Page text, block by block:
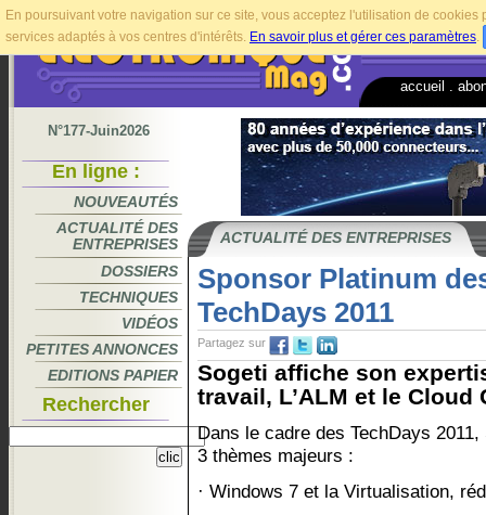
En poursuivant votre navigation sur ce site, vous acceptez l'utilisation de
services adaptés à vos centres d'intérêts. En savoir plus et gérer ces paramètres.
accueil
N°177-Juin2026
En ligne :
NOUVEAUTÉS
ACTUALITÉ DES
ENTREPRISES
DOSSIERS
TECHNIQUES
VIDÉOS
PETITES ANNONCES
EDITIONS PAPIER
Rechercher
ACTUALITÉ DES ENTREPRISES
Sponsor Platinum
TechDays 2011
Partagez sur
Sogeti affiche son
travail, L’ALM et le Cloud
Dans le cadre des TechDays
3 thèmes majeurs :
· Windows 7 et la Virtualisation,